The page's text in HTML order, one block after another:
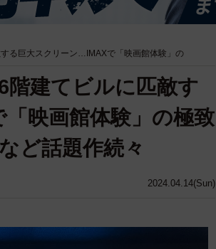
る巨大スクリーン…IMAXで「映画館体験」の
2024.04.14(Sun)
階建てビルに匹敵す
映画館体験」の極致
ど話題作続々